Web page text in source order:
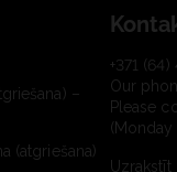
–
(atgriešana)
+371
Our
Please
Uzrakstīt